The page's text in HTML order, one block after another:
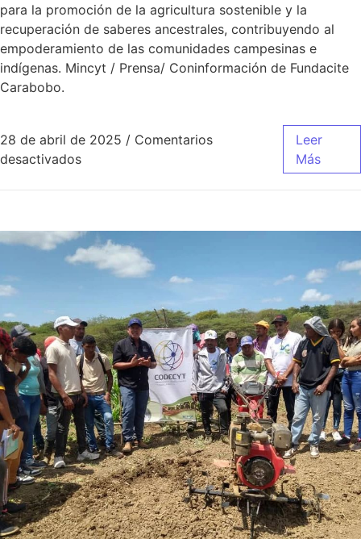
para la promoción de la agricultura sostenible y la
recuperación de saberes ancestrales, contribuyendo al
empoderamiento de las comunidades campesinas e
indígenas. Mincyt / Prensa/ Coninformación de Fundacite
Carabobo.
28 de abril de 2025 / Comentarios
desactivados
Leer
Más